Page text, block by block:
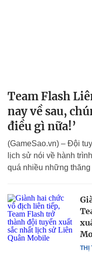
Team Flash
nay về sau,
điều gì nữa!’
(GameSao.vn) – Đội
lịch sử nói về hành
quá nhiều những thăng
THỊ